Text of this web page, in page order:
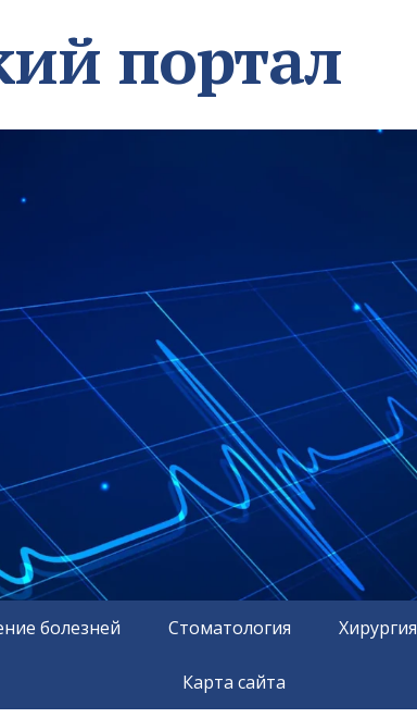
портал
болезней Стоматология Хирургия
Карта сайта